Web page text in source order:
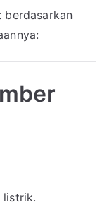
berdasarkan
listrik.